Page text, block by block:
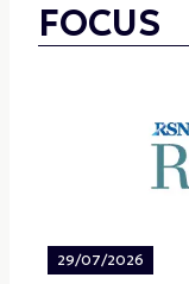
FOCUS
29/07/2026